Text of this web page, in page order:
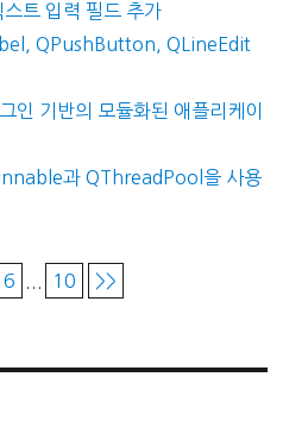
트 입력 필드 추가
QPushButton, QLineEdit
인 기반의 모듈화된 애플리케이
과 QThreadPool을 사용
6 10 >>